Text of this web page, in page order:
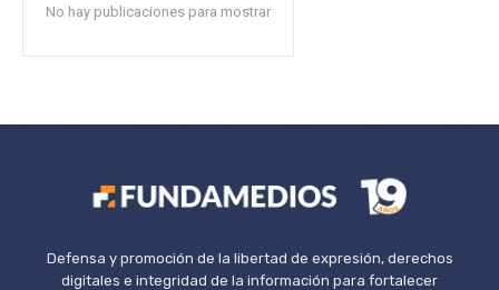
No hay publicaciones para mostrar
Defensa y promoción de la libertad de expresión, derechos
digitales e integridad de la información para fortalecer